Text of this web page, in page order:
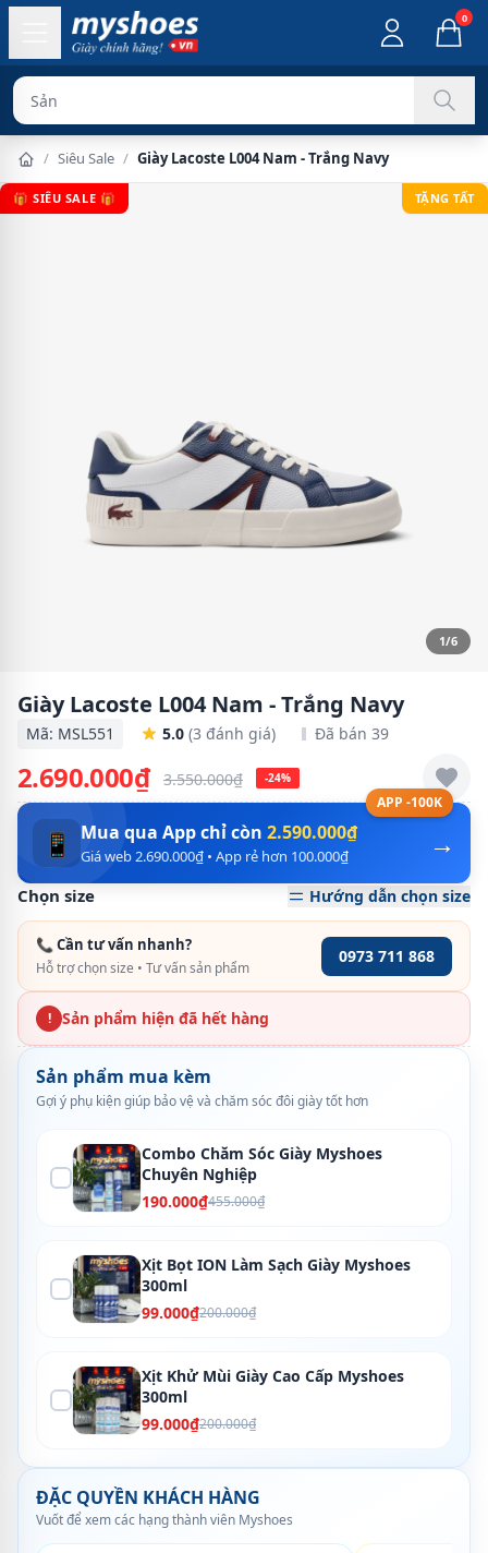
0
Sản phẩm chính
/ Siêu Sale / Giày Lacoste L004 Nam - Trắng Navy
🎁 SIÊU SALE 🎁 TẶNG TẤT
1/6
Giày Lacoste L004 Nam - Trắng Navy
Mã: MSL551 5.0 (3 đánh giá) Đã bán 39
2.690.000₫ 3.550.000₫ -24%
APP -100K
→
📱 Mua qua App chỉ còn 2.590.000₫
Giá web 2.690.000₫ • App rẻ hơn 100.000₫
Chọn size Hướng dẫn chọn size
📞 Cần tư vấn nhanh?
Hỗ trợ chọn size • Tư vấn sản phẩm
0973 711 868
! Sản phẩm hiện đã hết hàng
Sản phẩm mua kèm
Gợi ý phụ kiện giúp bảo vệ và chăm sóc đôi giày tốt hơn
Combo Chăm Sóc Giày Myshoes
Chuyên Nghiệp
190.000₫455.000₫
Xịt Bọt ION Làm Sạch Giày Myshoes
300ml
99.000₫200.000₫
Xịt Khử Mùi Giày Cao Cấp Myshoes
300ml
99.000₫200.000₫
ĐẶC QUYỀN KHÁCH HÀNG
Vuốt để xem các hạng thành viên Myshoes